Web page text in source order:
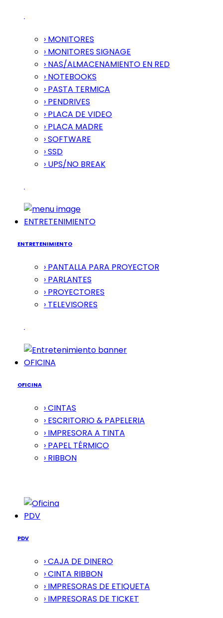
› MONITORES
› MONITORES SIGNAGE
› NAS/ALMACENAMIENTO EN RED
› NOTEBOOKS
› PASTA TERMICA
› PENDRIVES
› PLACA DE VIDEO
› PLACA MADRE
› SOFTWARE
› SSD
› UPS/NO BREAK
ENTRETENIMIENTO
ENTRETENIMIENTO
› PANTALLA PARA PROYECTOR
› PARLANTES
› PROYECTORES
› TELEVISORES
OFICINA
OFICINA
› CINTAS
› ESCRITORIO & PAPELERIA
› IMPRESORA A TINTA
› PAPEL TÉRMICO
› RIBBON
PDV
PDV
› CAJA DE DINERO
› CINTA RIBBON
› IMPRESORAS DE ETIQUETA
› IMPRESORAS DE TICKET